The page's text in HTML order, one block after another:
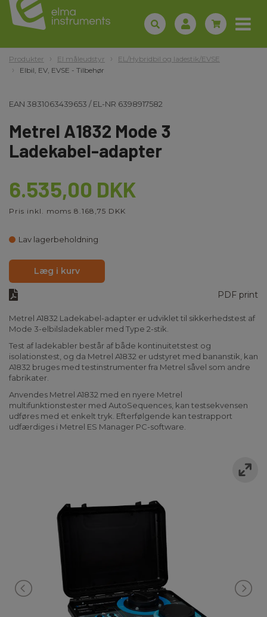
Produkter El måleudstyr
EL/Hybridbil og ladestik/EVSE
Elbil, EV, EVSE - Tilbehør
EAN 3831063439653 /EL-NR 6398917582
Metrel A1832 Mode 3
Ladekabel-adapter
6.535,00 DKK
Pris inkl. moms 8.168,75 DKK
Lav lagerbeholdning
Læg i kurv
PDF print
Metrel A1832 Ladekabel-adapter er udviklet til sikkerhedstest af
Mode 3-elbilsladekabler med Type 2-stik.
Test af ladekabler består af både kontinuitetstest og
isolationstest, og da Metrel A1832 er udstyret med bananstik, kan
A1832 bruges med testinstrumenter fra Metrel såvel som andre
fabrikater.
Anvendes Metrel A1832 med en nyere Metrel
multifunktionstester med AutoSequences, kan testsekvensen
udføres med et enkelt tryk. Efterfølgende kan testrapport
udfærdiges i Metrel ES Manager PC-software.